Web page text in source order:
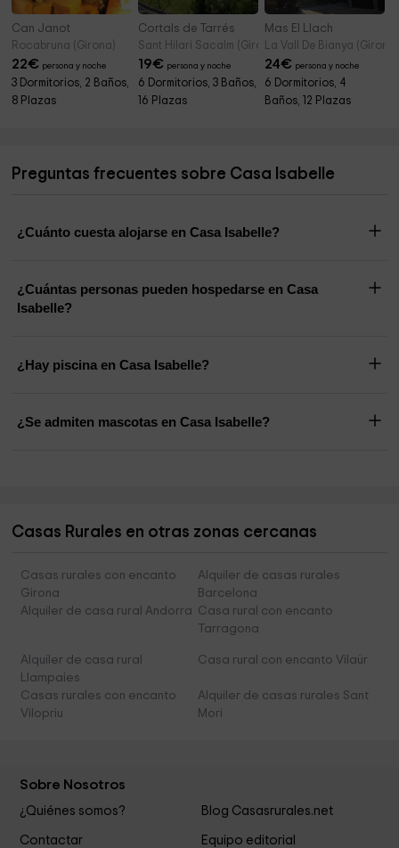
Can Janot
Rocabruna (Girona)
22€ persona y noche
3 Dormitorios, 2 Baños,
8 Plazas
Cortals de Tarrés
Sant Hilari Sacalm (Girona)
19€ persona y noche
6 Dormitorios, 3 Baños,
16 Plazas
Mas El Llach
La Vall De Bianya (Girona)
24€ persona y noche
6 Dormitorios, 4
Baños, 12 Plazas
Preguntas frecuentes sobre Casa Isabelle
¿Cuánto cuesta alojarse en Casa Isabelle?
¿Cuántas personas pueden hospedarse en Casa
Isabelle?
¿Hay piscina en Casa Isabelle?
¿Se admiten mascotas en Casa Isabelle?
Casas Rurales en otras zonas cercanas
Casas rurales con encanto
Girona
Alquiler de casas rurales
Barcelona
Alquiler de casa rural Andorra Casa rural con encanto
Tarragona
Alquiler de casa rural
Llampaies
Casa rural con encanto Vilaür
Casas rurales con encanto
Vilopriu
Alquiler de casas rurales Sant
Mori
Sobre Nosotros
¿Quiénes somos? Blog Casasrurales.net
Contactar Equipo editorial